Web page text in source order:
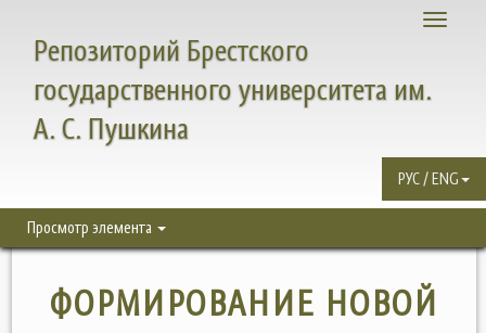
Toggle
Репозиторий Брестского
государственного университета им.
А. С. Пушкина
РУС / ENG
Просмотр элемента
ФОРМИРОВАНИЕ НОВОЙ